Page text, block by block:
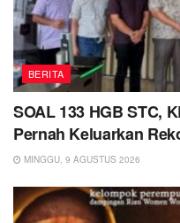
BERITA
SOAL 133 HGB STC,
Pernah Keluarkan
MINGGU, 9 AGUSTUS 2026